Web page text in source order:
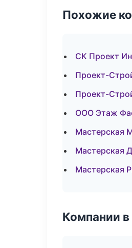
Похожие
СК Проект
Проект-
Проект-
ООО Этаж
Мастерская
Мастерская
Мастерская
Компании